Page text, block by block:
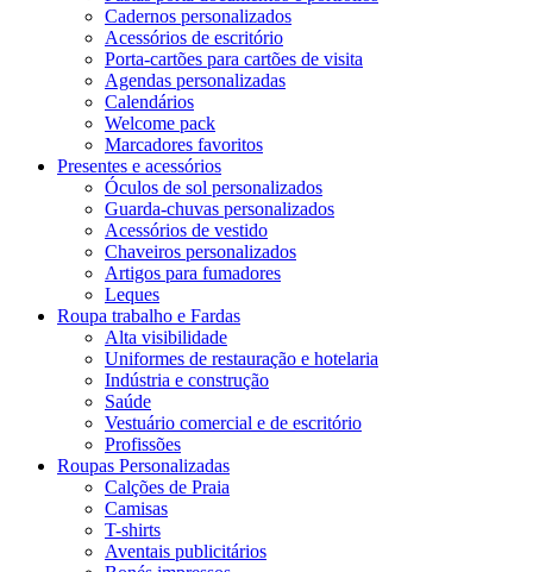
Cadernos personalizados
Acessórios de escritório
Porta-cartões para cartões de visita
Agendas personalizadas
Calendários
Welcome pack
Marcadores favoritos
Presentes e acessórios
Óculos de sol personalizados
Guarda-chuvas personalizados
Acessórios de vestido
Chaveiros personalizados
Artigos para fumadores
Leques
Roupa trabalho e Fardas
Alta visibilidade
Uniformes de restauração e hotelaria
Indústria e construção
Saúde
Vestuário comercial e de escritório
Profissões
Roupas Personalizadas
Calções de Praia
Camisas
T-shirts
Aventais publicitários